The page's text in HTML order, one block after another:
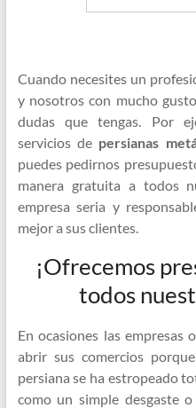
Cuando necesites un
y nosotros con mucho
dudas que tengas. Por
servicios de persianas
puedes pedirnos
manera gratuita a todos
empresa seria y
mejor a sus clientes.
¡Ofrecemos
todos
En ocasiones las empresas
abrir sus comercios
persiana se ha estropeado
como un simple desgaste